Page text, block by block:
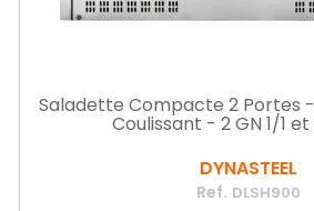
Saladette Compacte 2 Portes
Coulissant - 2 GN 1/1 et
DYNASTEEL
Ref. DLSH900